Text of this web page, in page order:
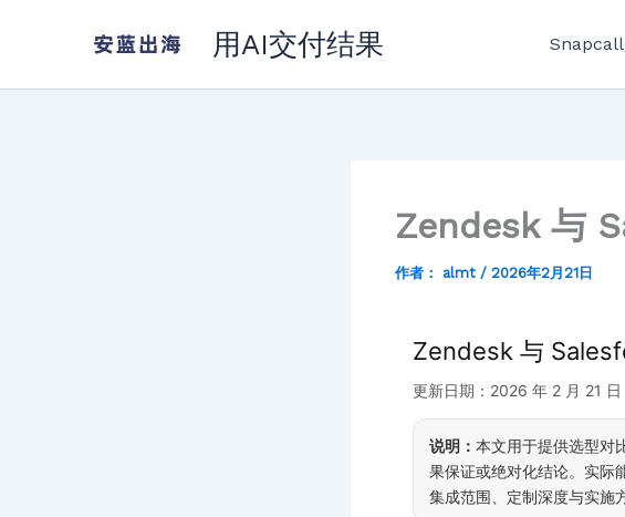
用AI交付结果
Zendesk 与
作者： almt / 2026年2月21日
Zendesk 与
更新日期：2026 年 2 月 21 日
说明： 本文用于提供选型对
果保证或绝对化结论。实际
集成范围、定制深度与实施